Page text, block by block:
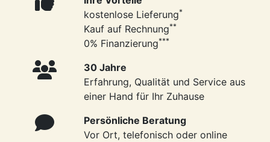
kostenlose Lieferung*
Kauf auf Rechnung**
0% Finanzierung***
30 Jahre
Erfahrung, Qualität und Service aus
einer Hand für Ihr Zuhause
Persönliche Beratung
Vor Ort, telefonisch oder online